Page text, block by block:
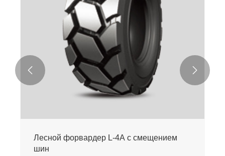
Лесной форвардер L-4A с смещением
шин
 